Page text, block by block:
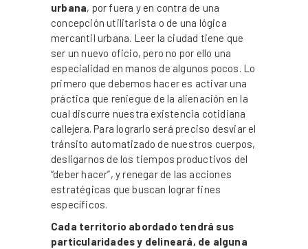
urbana, por fuera y en contra de una
concepción utilitarista o de una lógica
mercantil urbana. Leer la ciudad tiene que
ser un nuevo oficio, pero no por ello una
especialidad en manos de algunos pocos. Lo
primero que debemos hacer es activar una
práctica que reniegue de la alienación en la
cual discurre nuestra existencia cotidiana
callejera. Para lograrlo será preciso desviar el
tránsito automatizado de nuestros cuerpos,
desligarnos de los tiempos productivos del
“deber hacer”, y renegar de las acciones
estratégicas que buscan lograr fines
específicos.
Cada territorio abordado tendrá sus
particularidades y delineará, de alguna